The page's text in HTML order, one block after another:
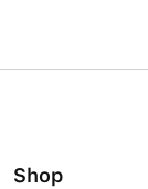
Shop